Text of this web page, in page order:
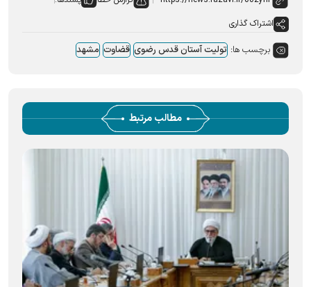
اشتراک گذاری
برچسب ها: تولیت آستان قدس رضوی قضاوت مشهد
مطالب مرتبط